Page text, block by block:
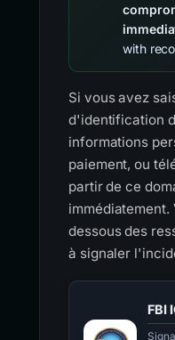
with
Si vous avez
d'identification
informations
paiement, ou
partir de ce
dessous des
à signaler
FBI